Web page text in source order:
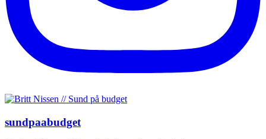
sundpaabudget